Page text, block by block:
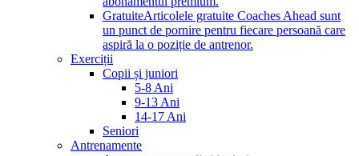
GratuiteArticolele gratuite Coaches Ahead sunt
un punct de pornire pentru fiecare persoană care
aspiră la o poziție de antrenor.
Exerciții
Copii și juniori
5-8 Ani
9-13 Ani
14-17 Ani
Seniori
Antrenamente